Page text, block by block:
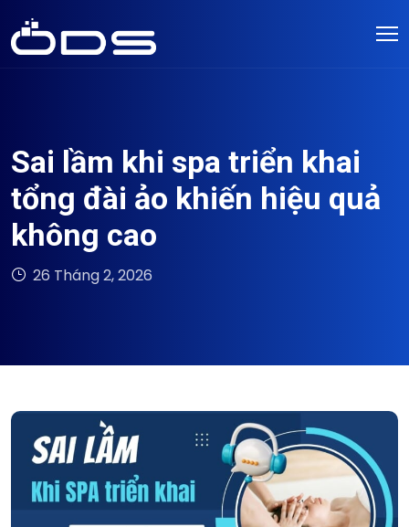
Sai lầm khi spa triển khai
tổng đài ảo khiến hiệu quả
không cao
26 Tháng 2, 2026